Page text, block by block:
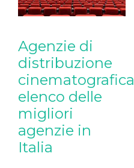
Agenzie di
distribuzione
cinematografica:
elenco delle
migliori
agenzie in
Italia